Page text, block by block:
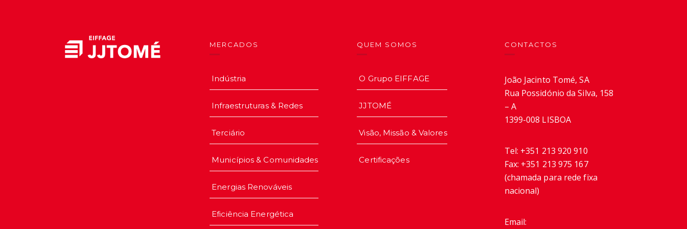
MERCADOS
Indústria
Infraestruturas & Redes
Terciário
Municípios & Comunidades
Energias Renováveis
Eficiência Energética
QUEM SOMOS
O Grupo EIFFAGE
JJTOMÉ
Visão, Missão & Valores
Certificações
CONTACTOS
João Jacinto Tomé, SA
Rua Possidónio da Silva, 158
– A
1399-008 LISBOA
Tel: +351 213 920 910
Fax: +351 213 975 167
(chamada para rede fixa
nacional)
Email: